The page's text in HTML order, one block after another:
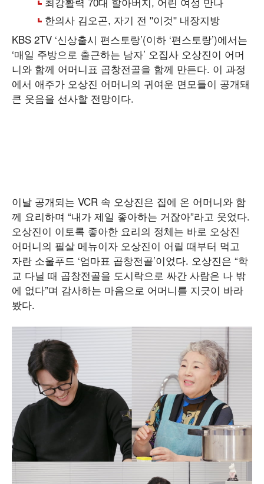
KBS 2TV ‘신상출시 편스토랑’(이하 ‘편스토랑’)에서는
‘매일 주방으로 출근하는 남자’ 오집사 오상진이 어머
니와 함께 어머니표 곱창전골을 함께 만든다. 이 과정
에서 애주가 오상진 어머니의 귀여운 면모들이 공개돼
큰 웃음을 선사할 전망이다.
이날 공개되는 VCR 속 오상진은 집에 온 어머니와 함
께 요리하며 “내가 제일 좋아하는 거잖아”라고 웃었다.
오상진이 이토록 좋아한 요리의 정체는 바로 오상진
어머니의 필살 메뉴이자 오상진이 어릴 때부터 먹고
자란 소울푸드 ‘엄마표 곱창전골’이었다. 오상진은 “학
교 다닐 때 곱창전골을 도시락으로 싸간 사람은 나 밖
에 없다”며 감사하는 마음으로 어머니를 지긋이 바라
봤다.